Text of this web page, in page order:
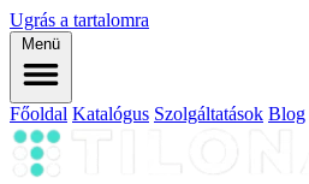
Ugrás a tartalomra
Menü
Főoldal Katalógus Szolgáltatások Blog